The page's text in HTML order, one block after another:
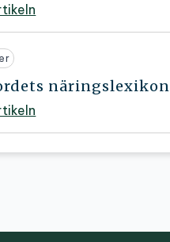
näringslexikon